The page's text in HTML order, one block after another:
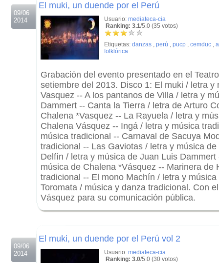
09/06
2014
El muki, un duende por el Perú
Usuario: mediateca-cia
Ranking: 3.1/5.0 (35 votos)
Etiquetas: danzas , perú , pucp , cemduc ,
folklórica
Grabación del evento presentado en el
setiembre del 2013. Disco 1: El muki / letra y
Vasquez -- A los pantanos de Villa / letra y
Dammert -- Canta la Tierra / letra de Arturo
Chalena *Vasquez -- La Rayuela / letra y
Chalena Vásquez -- Ingá / letra y música
música tradicional -- Carnaval de Sacuya
tradicional -- Las Gaviotas / letra y música
Delfín / letra y música de Juan Luis
música de Chalena *Vásquez -- Marinera de
tradicional -- El mono Machín / letra y
Toromata / música y danza tradicional. Con
Vásquez para su comunicación pública.
09/06
2014
El muki, un duende por el Perú vol 2
Usuario: mediateca-cia
Ranking: 3.0/5.0 (30 votos)